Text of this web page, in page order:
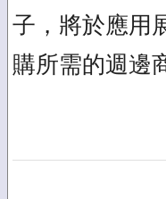
子，將於應用
購所需的週邊